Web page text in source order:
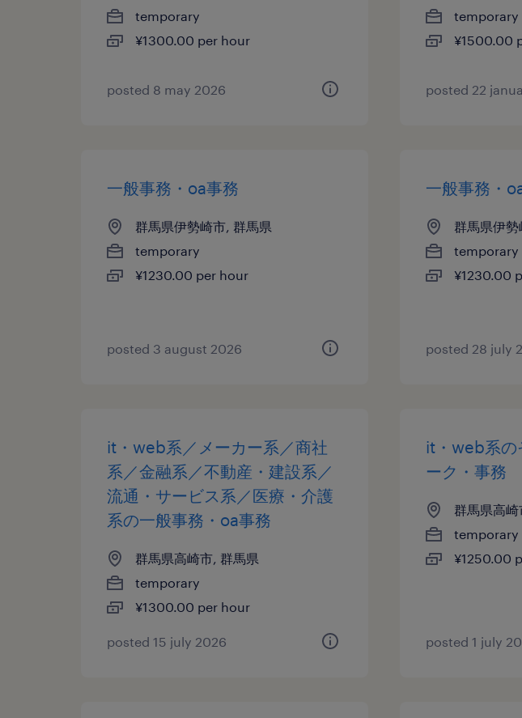
temporary
¥1300.00 per hour
posted 8 may 2026
temporary
¥1500.00
posted 22
一般事務・oa事務
群馬県伊勢崎市, 群馬県
temporary
¥1230.00 per hour
posted 3 august 2026
一般事務・
群馬県伊
temporary
¥1230.00
posted 28 july
it・web系／メーカー系／商社
系／金融系／不動産・建設系／
流通・サービス系／医療・介護
系の一般事務・oa事務
群馬県高崎市, 群馬県
temporary
¥1300.00 per hour
posted 15 july 2026
it・web系の
ーク・事務
群馬県高
temporary
¥1250.00
posted 1 july